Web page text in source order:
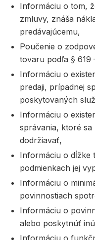
Informáciu o tom,
zmluvy, znáša
predávajúcemu,
Poučenie o
tovaru podľa §
Informáciu o
predaji, prípadnej
poskytovaných
Informáciu o
správania, ktoré sa
dodržiavať,
Informáciu o dĺžke
podmienkach jej
Informáciu o
povinnostiach
Informáciu o
alebo poskytnúť
Informáciu o